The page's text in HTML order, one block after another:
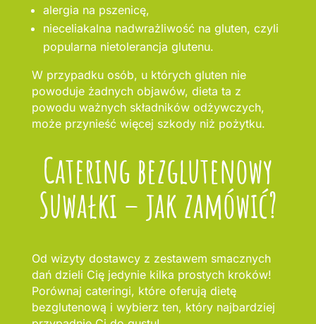
alergia na pszenicę,
nieceliakalna nadwrażliwość na gluten, czyli
popularna nietolerancja glutenu.
W przypadku osób, u których gluten nie
powoduje żadnych objawów, dieta ta z
powodu ważnych składników odżywczych,
może przynieść więcej szkody niż pożytku.
Catering bezglutenowy
Suwałki – jak zamówić?
Od wizyty dostawcy z zestawem smacznych
dań dzieli Cię jedynie kilka prostych kroków!
Porównaj cateringi, które oferują dietę
bezglutenową i wybierz ten, który najbardziej